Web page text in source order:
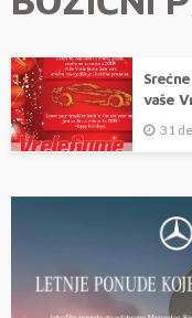
vaše
31